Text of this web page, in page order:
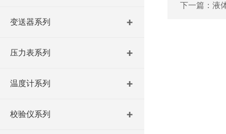
变送器系列
压力表系列
温度计系列
校验仪系列
下一篇： 液